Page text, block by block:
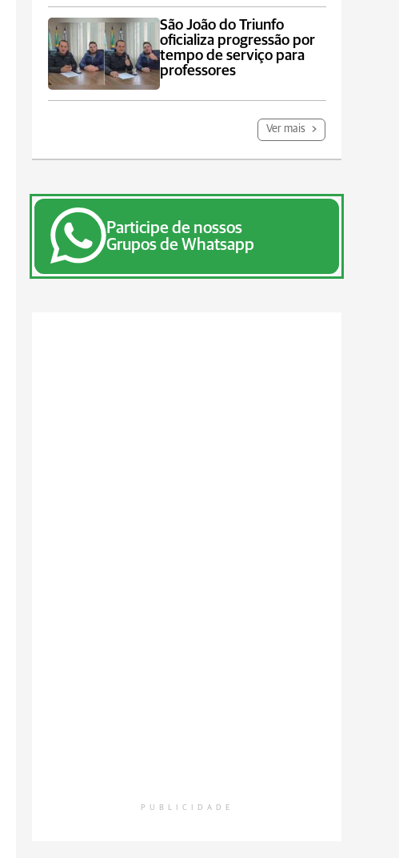
São João do Triunfo
oficializa progressão por
tempo de serviço para
professores
Ver mais
Participe de nossos
Grupos de Whatsapp
PUBLICIDADE